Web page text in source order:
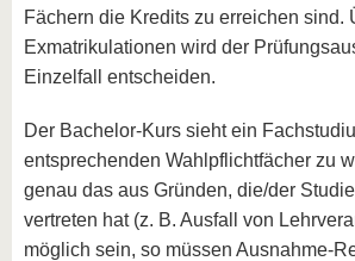
Fächern die Kredits zu erreichen sind.
Exmatrikulationen wird der
Einzelfall entscheiden.
Der Bachelor-Kurs sieht ein
entsprechenden Wahlpflichtfächer zu
genau das aus Gründen, die/der
vertreten hat (z. B. Ausfall von
möglich sein, so müssen Ausnahme-